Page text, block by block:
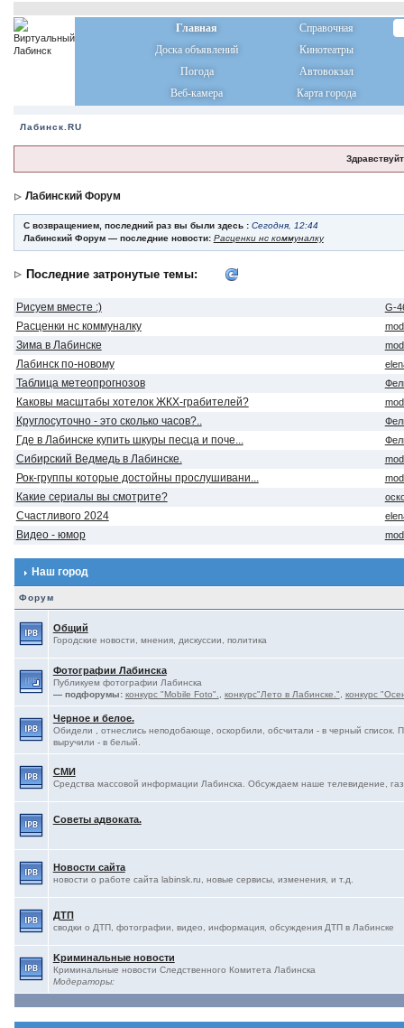
Главная
Справочная
Доска объявлений
Кинотеатры
Погода
Автовокзал
Веб-камера
Карта города
Лабинск.RU
Лабинский Форум
С возвращением, последний раз вы были здесь : Сегодня, 12:44
Лабинский Форум — последние новости: Расценки нс коммуналку
Последние затронутые темы:
Рисуем вместе :) G-
Расценки нс коммуналку
Зима в Лабинске
Лабинск по-новому
Таблица метеопрогнозов
Каковы масштабы хотелок ЖКХ-грабителей?
Круглосуточно - это сколько часов?..
Где в Лабинске купить шкуры песца и поче...
Сибирский Ведмедь в Лабинске.
Рок-группы которые достойны прослушивани...
Какие сериалы вы смотрите?
Счастливого 2024
Видео - юмор
Наш город
Форум
Общий
Городские новости, мнения, дискуссии, политика
Фотографии Лабинска
Публикуем фотографии Лабинска
— подфорумы: конкурс "Mobile Foto". конкурс"Лето в Лабинске." конкурс
Черное и белое.
Обидели , отнеслись неподобающе, оскорбили, обсчитали - в черный список.
выручили - в белый.
СМИ
Средства массовой информации Лабинска. Обсуждаем наше телевидение,
Советы адвоката.
Новости сайта
новости о работе сайта labinsk.ru, новые сервисы, изменения, и т.д.
ДТП
сводки о ДТП, фотографии, видео, информация, обсуждения ДТП в Лабинске
Kриминальные новости
Криминальные новости Следственного Комитета Лабинска
Модераторы: